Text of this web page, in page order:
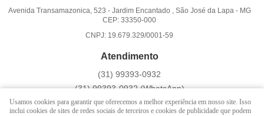
Avenida Transamazonica, 523 - Jardim Encantado , São José da Lapa- MG
CEP: 33350-000
CNPJ: 19.679.329/0001-59
Atendimento
(31) 99393-0932
(31)99393-0932(WhatsApp)
Atendemos somente em dias úteis de Segunda à Sexta-feira das
Usamos cookies para garantir que oferecemos a melhor experiência em nosso site. Isso
inclui cookies de sites de redes sociais de terceiros e cookies de publicidade que podem